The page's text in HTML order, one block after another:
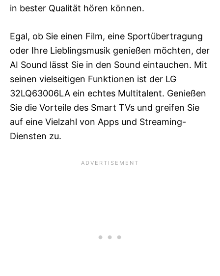
in bester Qualität hören können.
Egal, ob Sie einen Film, eine Sportübertragung
oder Ihre Lieblingsmusik genießen möchten, der
AI Sound lässt Sie in den Sound eintauchen. Mit
seinen vielseitigen Funktionen ist der LG
32LQ63006LA ein echtes Multitalent. Genießen
Sie die Vorteile des Smart TVs und greifen Sie
auf eine Vielzahl von Apps und Streaming-
Diensten zu.